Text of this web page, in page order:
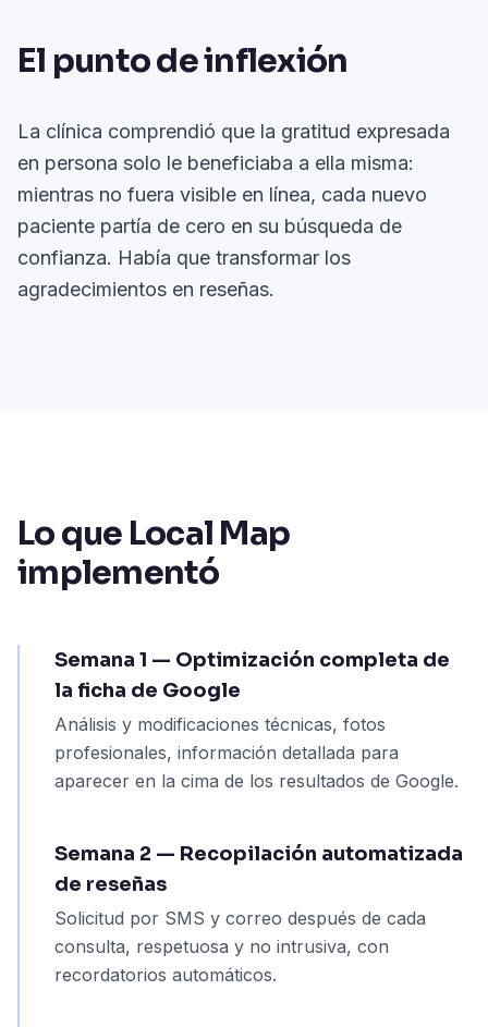
El punto de inflexión
La clínica comprendió que la gratitud expresada
en persona solo le beneficiaba a ella misma:
mientras no fuera visible en línea, cada nuevo
paciente partía de cero en su búsqueda de
confianza. Había que transformar los
agradecimientos en reseñas.
Lo que Local Map
implementó
Semana 1 — Optimización completa de
la ficha de Google
Análisis y modificaciones técnicas, fotos
profesionales, información detallada para
aparecer en la cima de los resultados de Google.
Semana 2 — Recopilación automatizada
de reseñas
Solicitud por SMS y correo después de cada
consulta, respetuosa y no intrusiva, con
recordatorios automáticos.